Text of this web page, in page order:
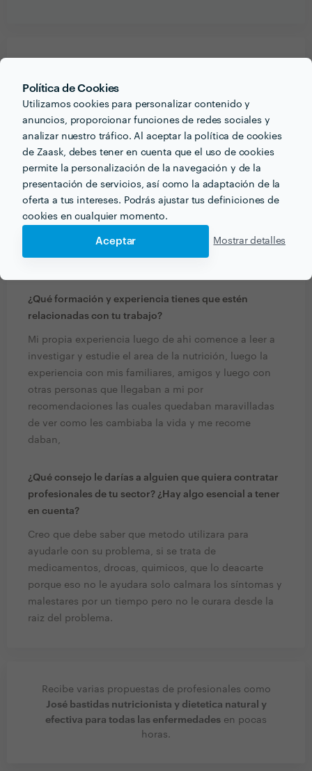
Política de Cookies
Utilizamos cookies para personalizar contenido y
anuncios, proporcionar funciones de redes sociales y
analizar nuestro tráfico. Al aceptar la política de cookies
de Zaask, debes tener en cuenta que el uso de cookies
permite la personalización de la navegación y de la
presentación de servicios, así como la adaptación de la
oferta a tus intereses. Podrás ajustar tus definiciones de
cookies en cualquier momento.
Aceptar Mostrar detalles
¿Qué información debe pensar el cliente o clienta
acerca del proyecto que quiere realizar antes de
hablar con profesionales del sector?
Creo que lo primero es saber o estar seguro si lo que
quiere es calmar sus sintomas con pastillas, capsulas,
farmacos, o por el contrario tener alguien que te guie
verdaderamente a la solución del problema desde raiz
desde donde se origino y conocer las causas que lo
origino para asi evitar nuevamebte volver a enfermar
¿Qué formación y experiencia tienes que estén
relacionadas con tu trabajo?
Mi propia experiencia luego de ahi comence a leer a
investigar y estudie el area de la nutrición, luego la
experiencia con mis familiares, amigos y luego con
otras personas que llegaban a mi por
recomendaciones las cuales quedaban maravilladas
de ver como les cambiaba la vida y me recome
daban,
¿Qué consejo le darías a alguien que quiera contratar
profesionales de tu sector? ¿Hay algo esencial a tener
en cuenta?
Creo que debe saber que metodo utilizara para
ayudarle con su problema, si se trata de
medicamentos, drocas, quimicos, que lo deacarte
porque eso no le ayudara solo calmara los síntomas y
malestares por un tiempo pero no le curara desde la
raiz del problema.
Recibe varias propuestas de profesionales como
José bastidas nutricionista y dietetica natural y
efectiva para todas las enfermedades en pocas
horas.